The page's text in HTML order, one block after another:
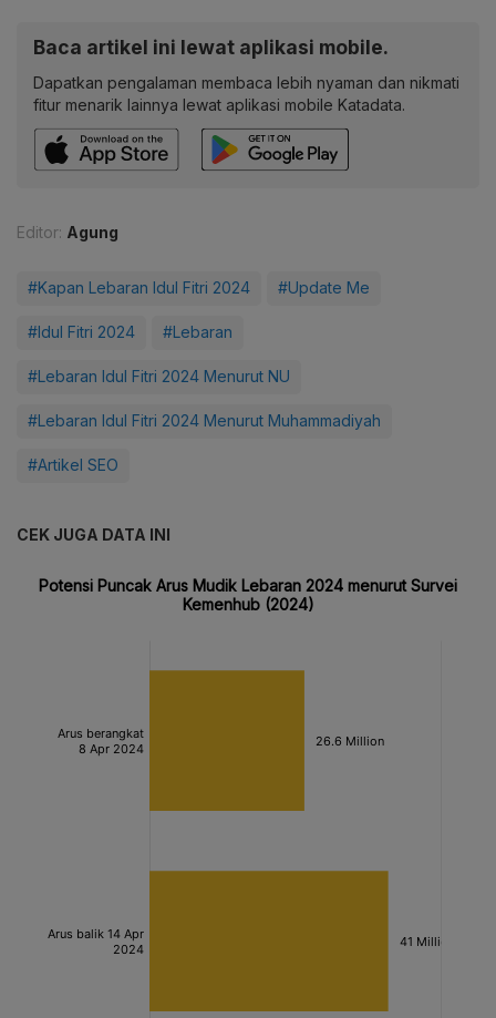
Baca artikel ini lewat aplikasi mobile.
Dapatkan pengalaman membaca lebih nyaman dan nikmati
fitur menarik lainnya lewat aplikasi mobile Katadata.
Editor: Agung
#Kapan Lebaran Idul Fitri 2024 #Update Me
#Idul Fitri 2024 #Lebaran
#Lebaran Idul Fitri 2024 Menurut NU
#Lebaran Idul Fitri 2024 Menurut Muhammadiyah
#Artikel SEO
CEK JUGA DATA INI